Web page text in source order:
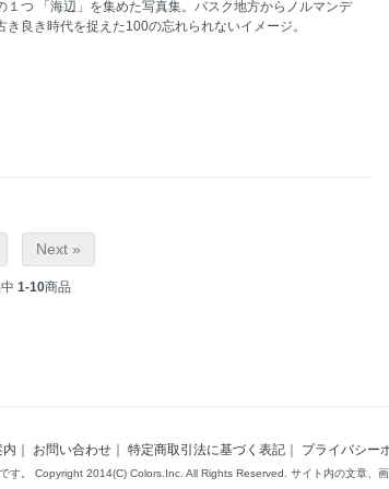
１つ 「海辺」を集めた写真集。バスク地方からノルマンデ
き良き時代を捉えた100の忘れられないイメージ。
Next »
1-10商品
内 ｜ お問い合わせ｜ 特定商取引法に基づく表記｜ プライバシー
す。 Copyright 2014(C) Colors.Inc. All Rights Reserved. サイト内の文章、画